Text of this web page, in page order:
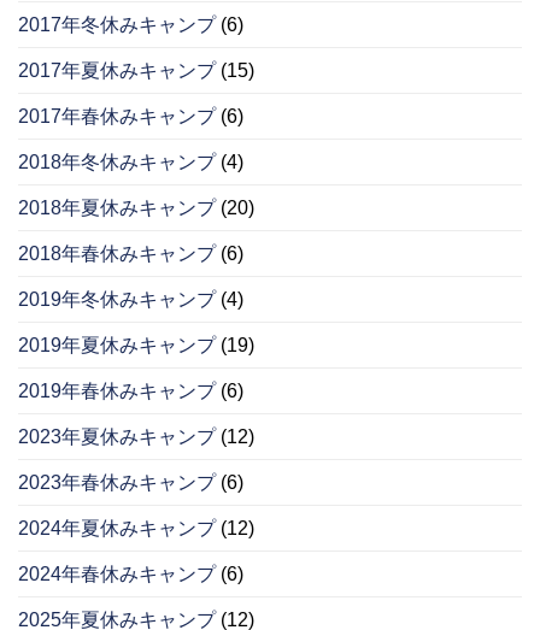
2017年冬休みキャンプ(6)
2017年夏休みキャンプ(15)
2017年春休みキャンプ(6)
2018年冬休みキャンプ(4)
2018年夏休みキャンプ(20)
2018年春休みキャンプ(6)
2019年冬休みキャンプ(4)
2019年夏休みキャンプ(19)
2019年春休みキャンプ(6)
2023年夏休みキャンプ(12)
2023年春休みキャンプ(6)
2024年夏休みキャンプ(12)
2024年春休みキャンプ(6)
2025年夏休みキャンプ(12)